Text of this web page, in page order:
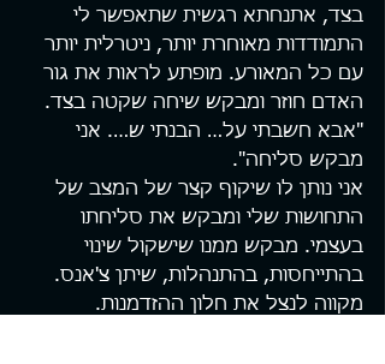
בצד, אתנחתא רגשית שתאפשר לי
התמודדות מאוחרת יותר, ניטרלית יותר
עם כל המאורע. מופתע לראות את גור
האדם חוזר ומבקש שיחה שקטה בצד.
"אבא חשבתי על… הבנתי ש…. אני
מבקש סליחה".
אני נותן לו שיקוף קצר של המצב של
התחושות שלי ומבקש את סליחתו
בעצמי. מבקש ממנו שישקול שינוי
בהתייחסות, בהתנהלות, שיתן צ'אנס.
מקווה לנצל את חלון ההזדמנות.